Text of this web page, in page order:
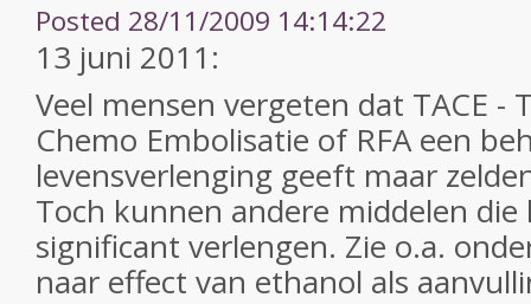
Posted 28/11/2009 14:14:22
13 juni 2011:
Veel mensen vergeten dat TACE -
Chemo Embolisatie of RFA een
levensverlenging geeft maar
Toch kunnen andere middelen die
significant verlengen. Zie o.a.
naar effect van ethanol als